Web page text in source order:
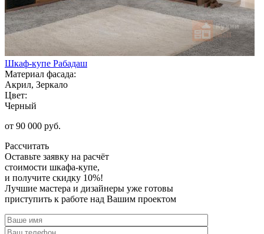
Шкаф-купе Рабадаш
Материал фасада:
Акрил, Зеркало
Цвет:
Черный
от 90 000 руб.
Рассчитать
Оставьте заявку на расчёт
стоимости шкафа-купе,
и получите скидку 10%!
Лучшие мастера и дизайнеры уже готовы
приступить к работе над Вашим проектом